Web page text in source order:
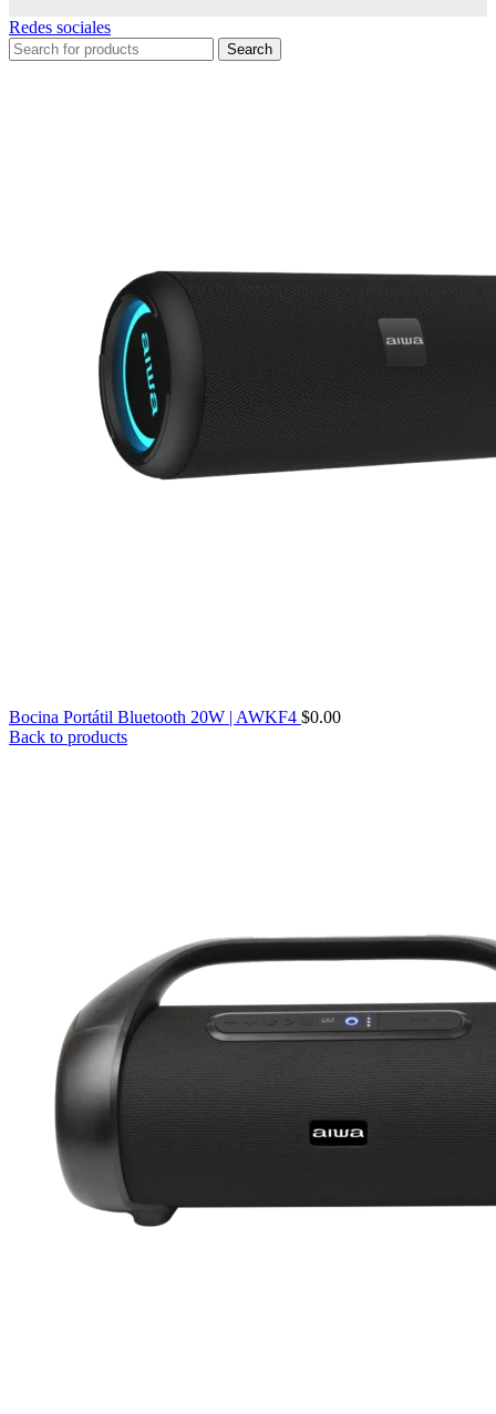
Redes sociales
Search
Bocina Portátil Bluetooth 20W | AWKF4 $0.00
Back to products